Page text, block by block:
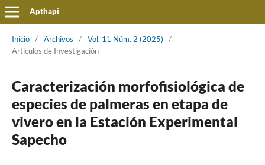
Apthapi
Inicio / Archivos / Vol. 11 Núm. 2 (2025)
/
Artículos de Investigación
Caracterización morfofisiológica de
especies de palmeras en etapa de
vivero en la Estación Experimental
Sapecho